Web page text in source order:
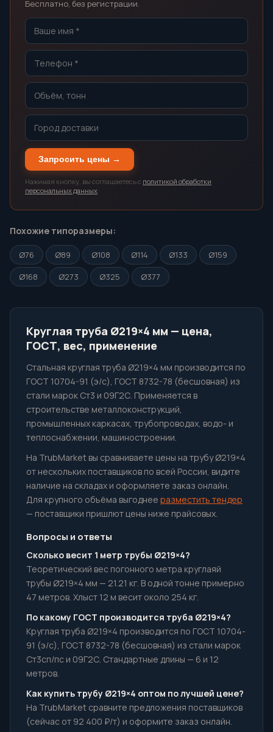
Бесплатно, без регистрации.
Запросить цены →
Нажимая кнопку, вы соглашаетесь с политикой обработки
персональных данных.
Похожие типоразмеры:
Ø76 Ø89 Ø108 Ø114 Ø133
Ø159
Ø168
Ø273 Ø325 Ø377
Круглая труба Ø219×4 мм — цена,
ГОСТ, вес, применение
Стальная круглая труба Ø219×4 мм производится по
ГОСТ 10704-91 (э/с), ГОСТ 8732-78 (бесшовная) из
стали марок Ст3 и 09Г2С. Применяется в
строительстве металлоконструкций,
промышленных каркасах, трубопроводах, водо- и
теплоснабжении, машиностроении.
На TrubMarket вы сравниваете цены на трубу Ø219×4
от нескольких поставщиков по всей России, видите
наличие на складах и оформляете заказ онлайн.
Для крупного объёма выгоднее разместить тендер
— поставщики пришлют цены ниже прайсовых.
Вопросы и ответы
Сколько весит 1 метр трубы Ø219×4?
Теоретический вес погонного метра круглаяй
трубы Ø219×4 мм — 21.21 кг. В одной тонне примерно
47 метров. Хлыст 12 м весит около 254 кг.
По какому ГОСТ производится труба Ø219×4?
Круглая труба Ø219×4 производится по ГОСТ 10704-
91 (э/с), ГОСТ 8732-78 (бесшовная) из стали марок
Ст3сп/пс и 09Г2С. Стандартные длины — 6 и 12
метров.
Как купить трубу Ø219×4 оптом по лучшей цене?
На TrubMarket сравните предложения поставщиков
(сейчас от 92 400 ₽/т) и оформите заказ онлайн.